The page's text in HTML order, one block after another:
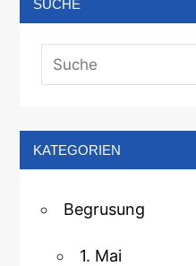
SUCHE
KATEGORIEN
Begrusung
1. Mai